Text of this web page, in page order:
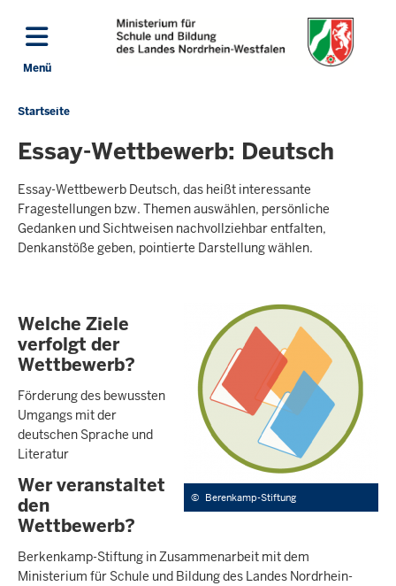
Direkt zum Inhalt
Menü
Sie
sich
hier
Startseite
Essay-Wettbewerb: Deutsch
Essay-Wettbewerb Deutsch, das heißt interessante
Fragestellungen bzw. Themen auswählen, persönliche
Gedanken und Sichtweisen nachvollziehbar entfalten,
Denkanstöße geben, pointierte Darstellung wählen.
© Berenkamp-Stiftung
Welche Ziele
verfolgt der
Wettbewerb?
Förderung des bewussten
Umgangs mit der
deutschen Sprache und
Literatur
Wer veranstaltet
den
Wettbewerb?
Berkenkamp-Stiftung in Zusammenarbeit mit dem
Ministerium für Schule und Bildung des Landes Nordrhein-